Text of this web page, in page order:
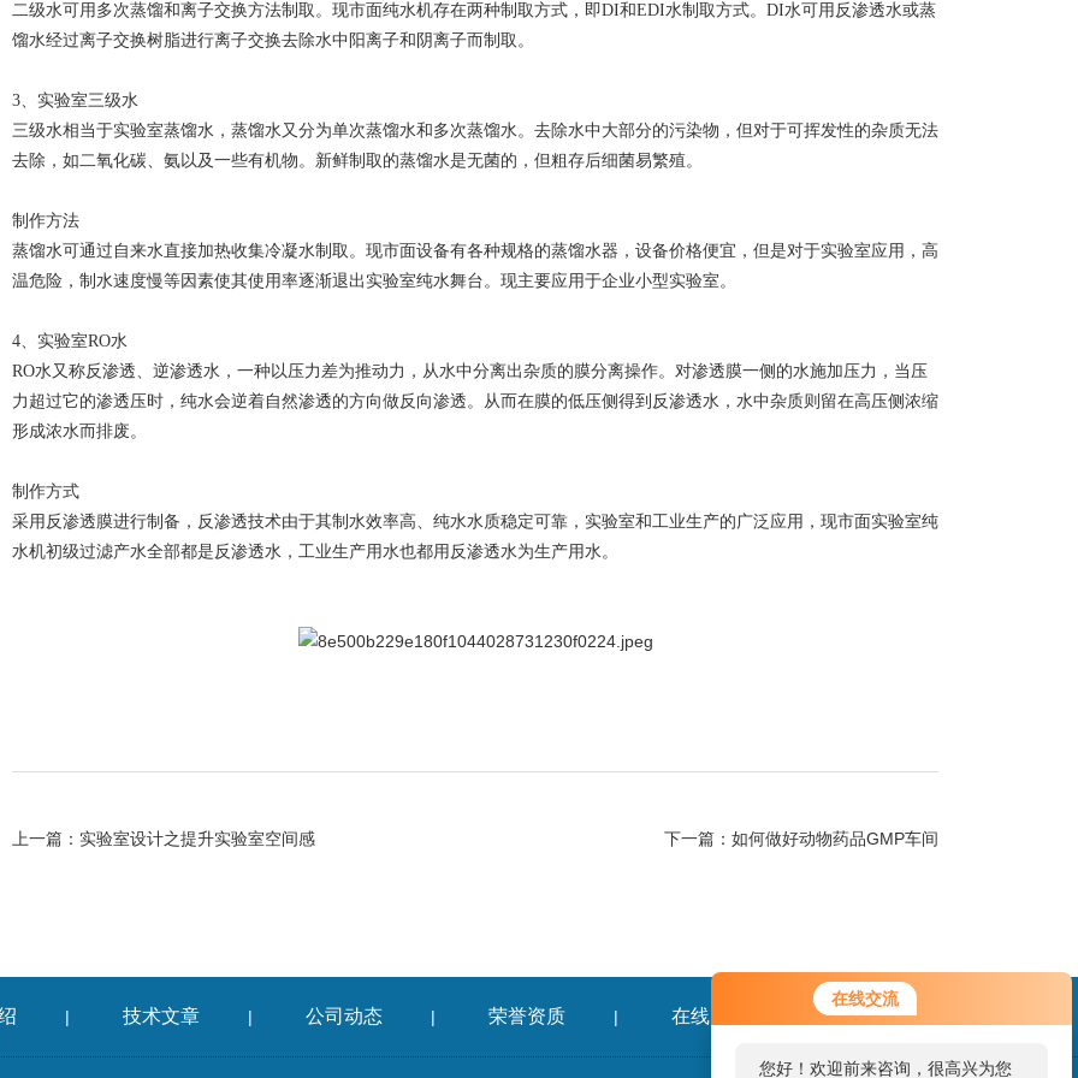
在线交流
您好！欢迎前来咨询，很高兴为您
二级水可用多次蒸馏和离子交换方法制取。现市面纯水机存在两种制取方式，即DI和EDI水制取方式。DI水可用反渗透水或蒸
馏水经过离子交换树脂进行离子交换去除水中阳离子和阴离子而制取。
3、实验室三级水
三级水相当于实验室蒸馏水，蒸馏水又分为单次蒸馏水和多次蒸馏水。去除水中大部分的污染物，但对于可挥发性的杂质无法
去除，如二氧化碳、氨以及一些有机物。新鲜制取的蒸馏水是无菌的，但粗存后细菌易繁殖。
制作方法
蒸馏水可通过自来水直接加热收集冷凝水制取。现市面设备有各种规格的蒸馏水器，设备价格便宜，但是对于实验室应用，高
温危险，制水速度慢等因素使其使用率逐渐退出实验室纯水舞台。现主要应用于企业小型实验室。
4、实验室RO水
RO水又称反渗透、逆渗透水，一种以压力差为推动力，从水中分离出杂质的膜分离操作。对渗透膜一侧的水施加压力，当压
力超过它的渗透压时，纯水会逆着自然渗透的方向做反向渗透。从而在膜的低压侧得到反渗透水，水中杂质则留在高压侧浓缩
形成浓水而排废。
制作方式
采用反渗透膜进行制备，反渗透技术由于其制水效率高、纯水水质稳定可靠，实验室和工业生产的广泛应用，现市面实验室纯
水机初级过滤产水全部都是反渗透水，工业生产用水也都用反渗透水为生产用水。
下一篇： 如何做好动物药品GMP车间
上一篇： 实验室设计之提升实验室空间感
| 技术文章 | 公司动态 | 荣誉资质 | 在线留言 联系我们